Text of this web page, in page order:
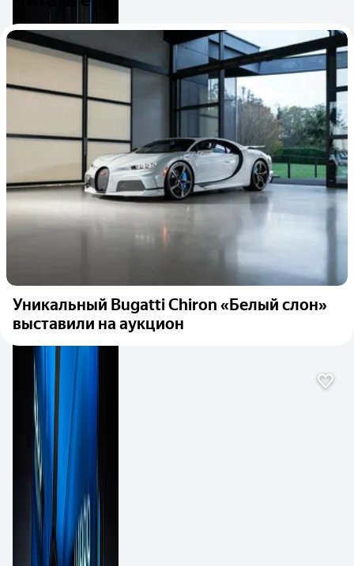
Уникальный Bugatti Chiron «Белый слон»
выставили на аукцион